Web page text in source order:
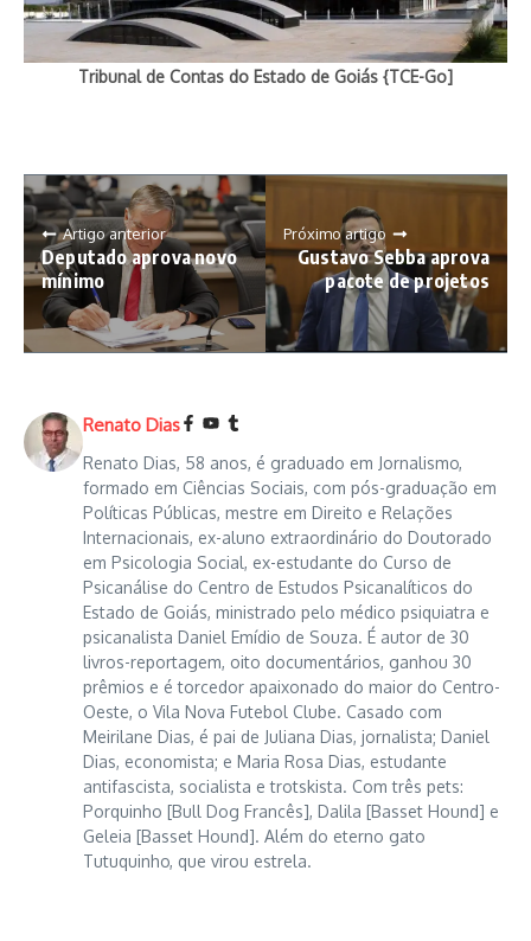
Tribunal de Contas do Estado de Goiás {TCE-Go]
Artigo anterior
Deputado aprova novo
mínimo
Próximo artigo
Gustavo Sebba aprova
pacote de projetos
Renato Dias
Renato Dias, 58 anos, é graduado em Jornalismo,
formado em Ciências Sociais, com pós-graduação em
Políticas Públicas, mestre em Direito e Relações
Internacionais, ex-aluno extraordinário do Doutorado
em Psicologia Social, ex-estudante do Curso de
Psicanálise do Centro de Estudos Psicanalíticos do
Estado de Goiás, ministrado pelo médico psiquiatra e
psicanalista Daniel Emídio de Souza. É autor de 30
livros-reportagem, oito documentários, ganhou 30
prêmios e é torcedor apaixonado do maior do Centro-
Oeste, o Vila Nova Futebol Clube. Casado com
Meirilane Dias, é pai de Juliana Dias, jornalista; Daniel
Dias, economista; e Maria Rosa Dias, estudante
antifascista, socialista e trotskista. Com três pets:
Porquinho [Bull Dog Francês], Dalila [Basset Hound] e
Geleia [Basset Hound]. Além do eterno gato
Tutuquinho, que virou estrela.